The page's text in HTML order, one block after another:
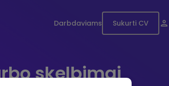
Darbdaviams Sukurti CV
skelbimai